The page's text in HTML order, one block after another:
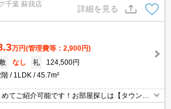
さい。
千葉 蘇我店
詳細を見る
万円(管理費等：2,900円)
なし 礼
124,500円
階
1LDK 45.7m²
てご紹介可能です！お部屋探しは【タウンハ
ください！※オンライン内見・現地待ち合わせ